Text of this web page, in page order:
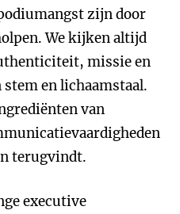
zijn door
We kijken altijd
missie en
en lichaamstaal.
van
terugvindt.
executive